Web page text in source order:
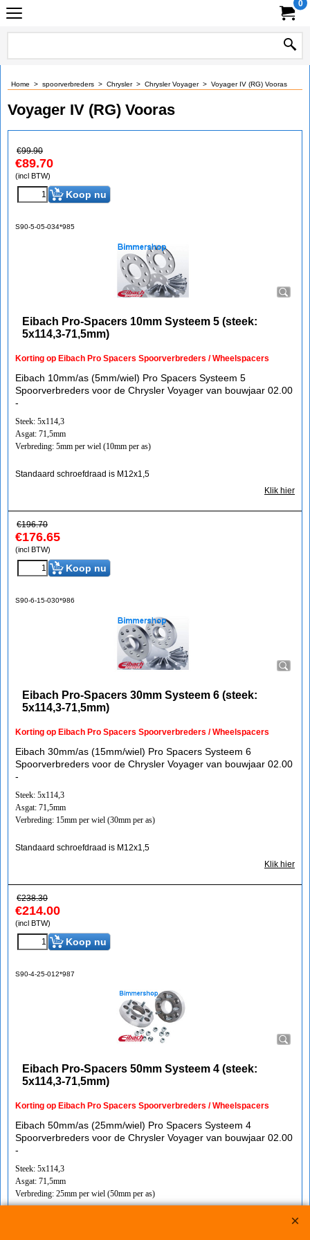
0
Home > spoorverbreders > Chrysler> Chrysler Voyager> Voyager IV (RG) Vooras
Voyager IV (RG) Vooras
€99.90
€89.70
(incl BTW)
Koop nu
S90-5-05-034*985
Eibach Pro-Spacers 10mm Systeem 5 (steek:
5x114,3-71,5mm)
Korting op Eibach Pro Spacers Spoorverbreders / Wheelspacers
Eibach 10mm/as (5mm/wiel) Pro Spacers Systeem 5
Spoorverbreders voor de Chrysler Voyager van bouwjaar 02.00
-
Steek: 5x114,3
Asgat: 71,5mm
Verbreding: 5mm per wiel (10mm per as)
Standaard schroefdraad is M12x1,5
Klik hier
€196.70
€176.65
(incl BTW)
Koop nu
S90-6-15-030*986
Eibach Pro-Spacers 30mm Systeem 6 (steek:
5x114,3-71,5mm)
Korting op Eibach Pro Spacers Spoorverbreders / Wheelspacers
Eibach 30mm/as (15mm/wiel) Pro Spacers Systeem 6
Spoorverbreders voor de Chrysler Voyager van bouwjaar 02.00
-
Steek: 5x114,3
Asgat: 71,5mm
Verbreding: 15mm per wiel (30mm per as)
Standaard schroefdraad is M12x1,5
Klik hier
€238.30
€214.00
(incl BTW)
Koop nu
S90-4-25-012*987
Eibach Pro-Spacers 50mm Systeem 4 (steek:
5x114,3-71,5mm)
Korting op Eibach Pro Spacers Spoorverbreders / Wheelspacers
Eibach 50mm/as (25mm/wiel) Pro Spacers Systeem 4
Spoorverbreders voor de Chrysler Voyager van bouwjaar 02.00
-
Steek: 5x114,3
Asgat: 71,5mm
Verbreding: 25mm per wiel (50mm per as)